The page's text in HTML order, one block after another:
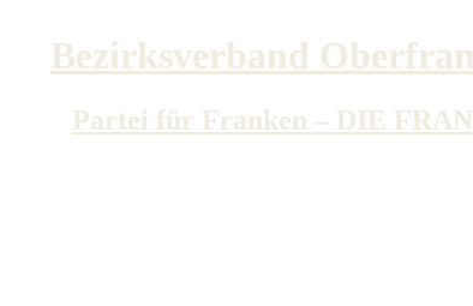
Bezirksverband
Partei für Franken – DIE